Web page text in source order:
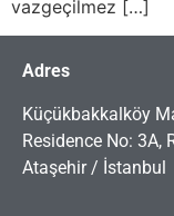
vazgeçilmez […]
Adres
Küçükbakkalköy
Residence No: 3A,
Ataşehir / İstanbul